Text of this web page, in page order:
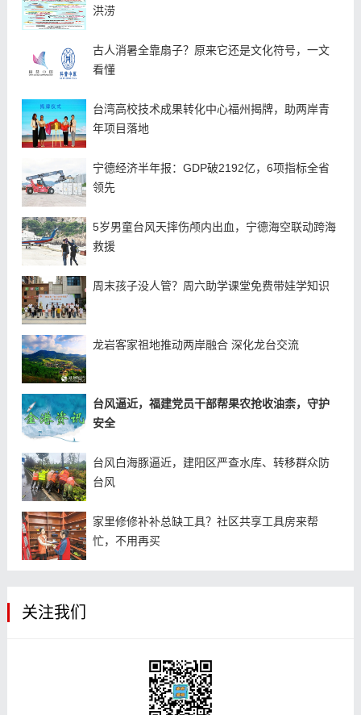
洪涝
古人消暑全靠扇子？原来它还是文化符号，一文
看懂
台湾高校技术成果转化中心福州揭牌，助两岸青
年项目落地
宁德经济半年报：GDP破2192亿，6项指标全省
领先
5岁男童台风天摔伤颅内出血，宁德海空联动跨海
救援
周末孩子没人管？周六助学课堂免费带娃学知识
龙岩客家祖地推动两岸融合 深化龙台交流
台风逼近，福建党员干部帮果农抢收油柰，守护
安全
台风白海豚逼近，建阳区严查水库、转移群众防
台风
家里修修补补总缺工具？社区共享工具房来帮
忙，不用再买
关注我们